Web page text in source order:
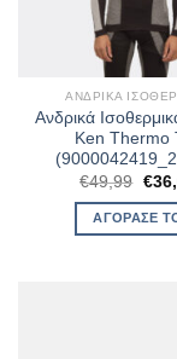
ΑΝΔΡΙΚΆ
Ανδρικά
Ken Thermo
€49,99
price
was:
€
ΑΓΌΡΑΣΈ